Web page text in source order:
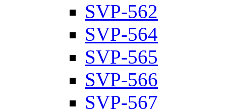
SVP-562
SVP-564
SVP-565
SVP-566
SVP-567